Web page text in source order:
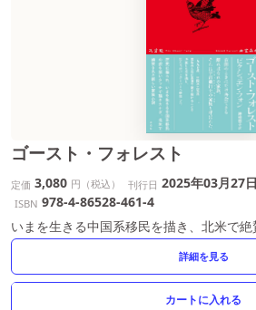
ゴースト・フォレスト
定価 3,080 円（税込） 刊行日 2025年03月27日
ISBN 978-4-86528-461-4
いまを生きる中国系移民を描き、北米で
詳細を見る